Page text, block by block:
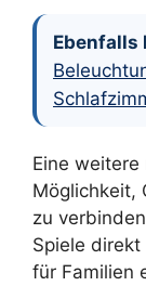
Ebenfalls
Eine
Möglichkeit,
zu
Spiele
für Familien